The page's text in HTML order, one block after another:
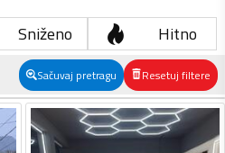
Sniženo Hitno
Sačuvaj pretragu Resetuj filtere